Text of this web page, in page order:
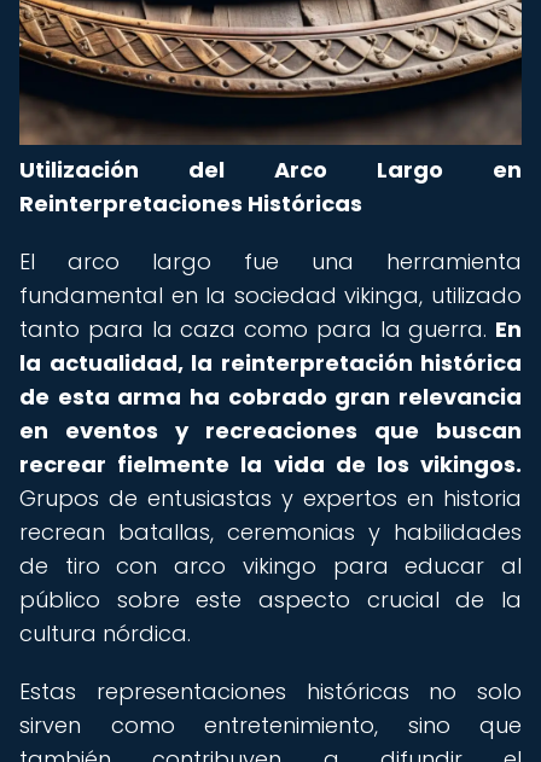
Utilización del Arco Largo en
Reinterpretaciones Históricas
El arco largo fue una herramienta
fundamental en la sociedad vikinga, utilizado
tanto para la caza como para la guerra. En
la actualidad, la reinterpretación histórica
de esta arma ha cobrado gran relevancia
en eventos y recreaciones que buscan
recrear fielmente la vida de los vikingos.
Grupos de entusiastas y expertos en historia
recrean batallas, ceremonias y habilidades
de tiro con arco vikingo para educar al
público sobre este aspecto crucial de la
cultura nórdica.
Estas representaciones históricas no solo
sirven como entretenimiento, sino que